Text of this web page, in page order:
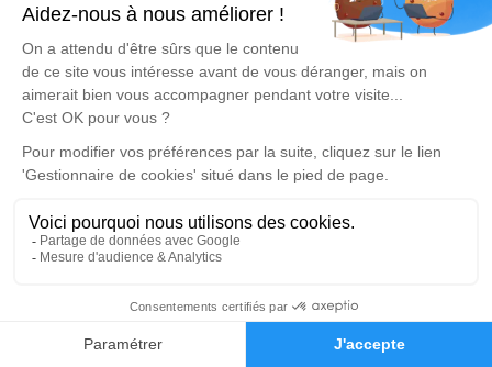
Faire-part Hommages
Un service de plantation d’arbre hommage est
disponible ici.
Cérémonie religieuse
Église Saint Etienne de Marmoutier
67440 Marmoutier
Je rends hommage